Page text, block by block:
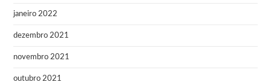
janeiro 2022
dezembro 2021
novembro 2021
outubro 2021